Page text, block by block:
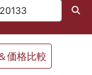
価格比較